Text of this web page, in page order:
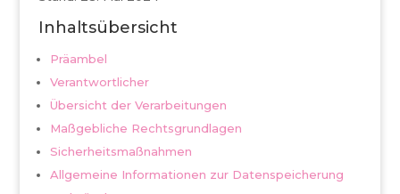
Inhaltsübersicht
Präambel
Verantwortlicher
Übersicht der Verarbeitungen
Maßgebliche Rechtsgrundlagen
Sicherheitsmaßnahmen
Allgemeine Informationen zur Datenspeicherung